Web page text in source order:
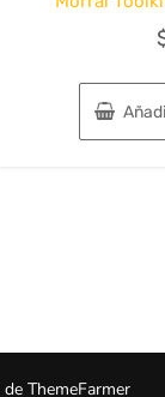
de ThemeFarmer